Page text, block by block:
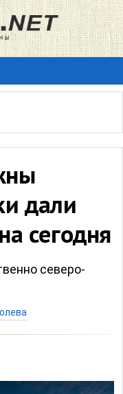
дали
сегодня
северо-